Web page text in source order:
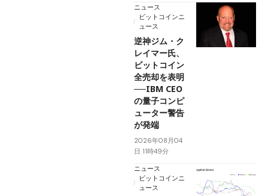
ニュース
ビットコインニ
ュース
逆神ジム・ク
レイマー氏、
ビットコイン
全売却を表明
──IBM CEO
の量子コンピ
ューター警告
が発端
2026年08月04
日 11時49分
ニュース
ビットコインニ
ュース